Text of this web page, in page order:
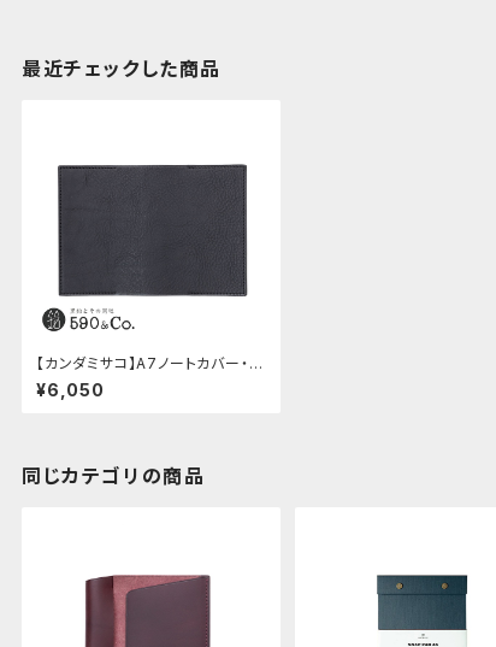
最近チェックした商品
【カンダミサコ】A7ノートカバー・ミ
ネルバボックス (ネロ)
¥6,050
同じカテゴリの商品